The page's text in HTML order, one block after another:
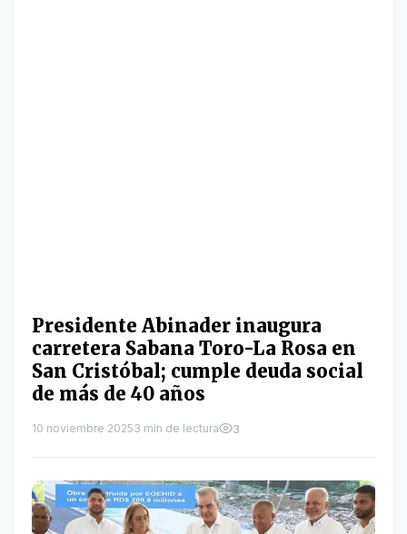
Presidente Abinader inaugura
carretera Sabana Toro-La Rosa en
San Cristóbal; cumple deuda social
de más de 40 años
10 noviembre 20253 min de lectura 3